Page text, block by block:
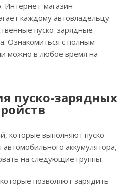
Интернет-магазин
каждому автовладельцу
пуско-зарядные
Ознакомиться с полным
можно в любое время на
пуско-зарядных
которые выполняют пуско-
аккумулятора,
на следующие группы:
позволяют зарядить